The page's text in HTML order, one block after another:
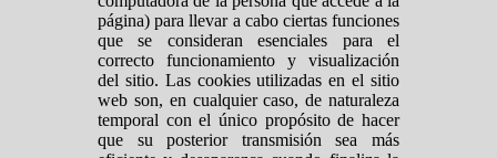
página) para llevar a cabo ciertas funciones
que se consideran esenciales para el
correcto funcionamiento y visualización
del sitio. Las cookies utilizadas en el sitio
web son, en cualquier caso, de naturaleza
temporal con el único propósito de hacer
que su posterior transmisión sea más